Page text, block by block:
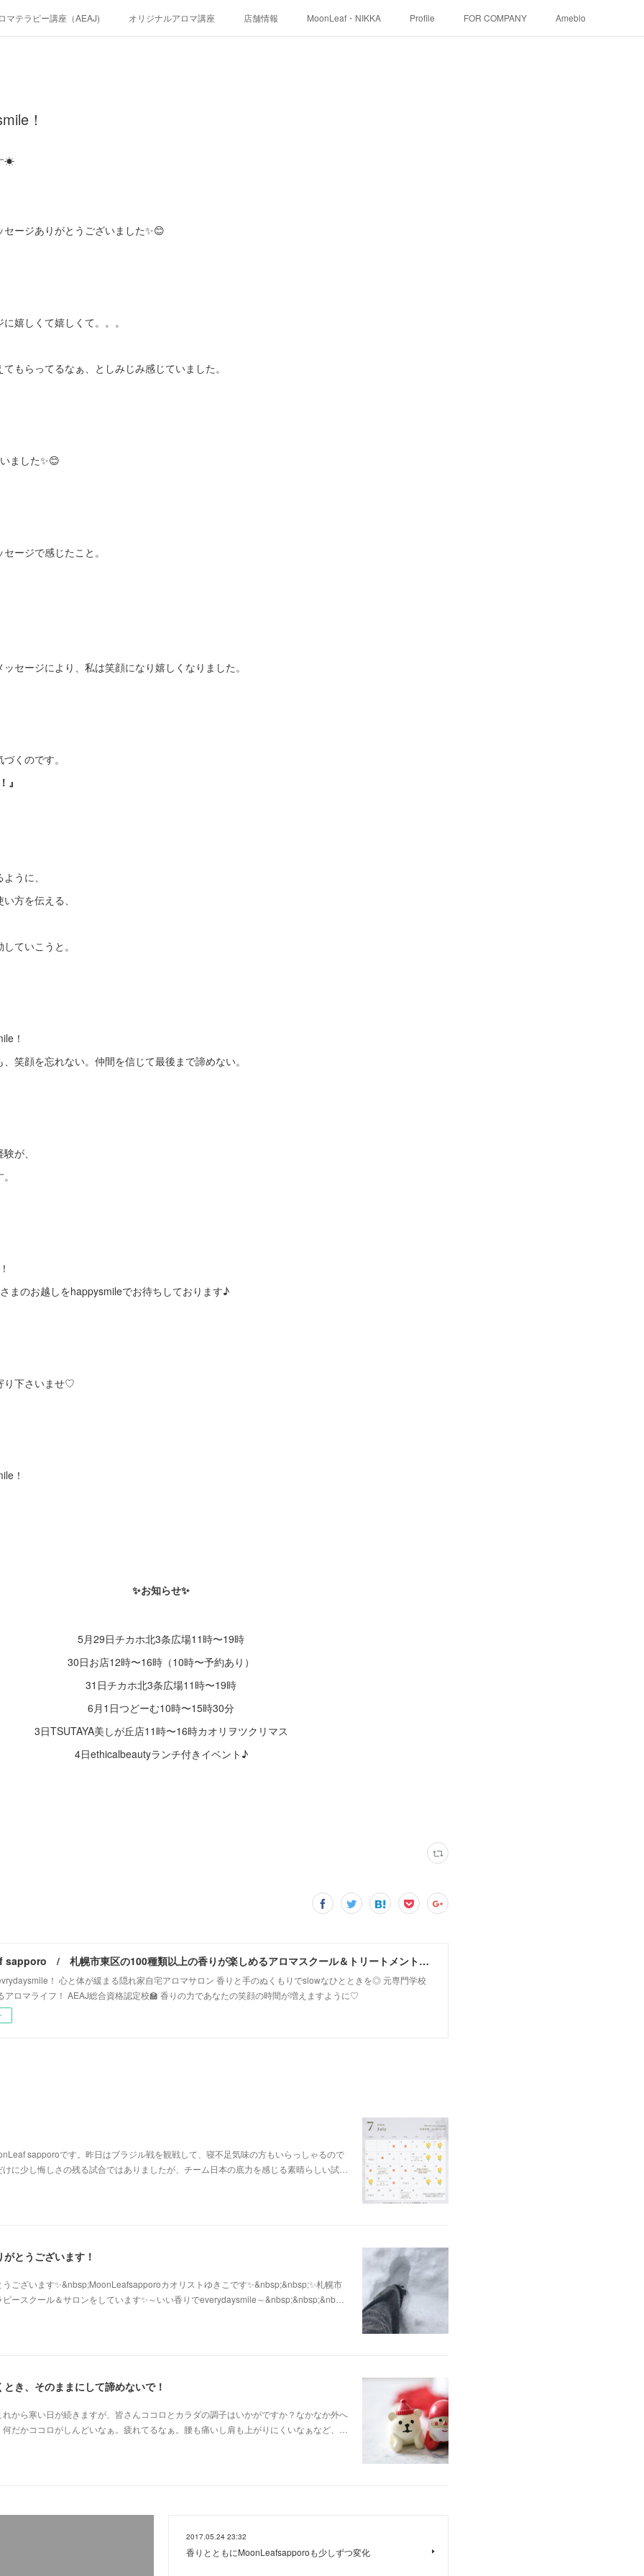
マテラピー講座（AEAJ) オリジナルアロマ講座 店舗情報 MoonLeaf・NIKKA Profile FOR COMPANY Ameblo
！
☀
ージありがとうございました✨😊
嬉しくて嬉しくて。。。
もらってるなぁ、としみじみ感じていました。
ました✨😊
ージで感じたこと。
セージにより、私は笑顔になり嬉しくなりました。
くのです。
』
うに、
方を伝える、
ていこうと。
！
笑顔を忘れない。仲間を信じて最後まで諦めない。
が、
まのお越しをhappysmileでお待ちしております♪
り下さいませ♡
！
✨お知らせ✨
5月29日チカホ北3条広場11時〜19時
30日お店12時〜16時（10時〜予約あり）
31日チカホ北3条広場11時〜19時
6月1日つどーむ10時〜15時30分
3日TSUTAYA美しが丘店11時〜16時カオリヲツクリマス
4日ethicalbeautyランチ付きイベント♪
MoonLeaf sapporo / 札幌市東区の100種類以上の香りが楽しめるアロマスクール＆トリートメントサロン
！ 心と体が緩まる隠れ家自宅アロマサロン 香りと手のぬくもりでslowなひとときを◎ 元専門学校
アロマライフ！ AEAJ総合資格認定校🏫 香りの力であなたの笑顔の時間が増えますように♡
sapporoです。昨日はブラジル戦を観戦して、寝不足気味の方もいらっしゃるので
に少し悔しさの残る試合ではありましたが、チーム日本の底力を感じる素晴らしい試…
とうございます！
ございます✨&nbsp;MoonLeafsapporoカオリストゆきこです✨&nbsp;&nbsp;✨札幌市
ースクール＆サロンをしています✨～いい香りでeverydaysmile～&nbsp;&nbsp;&nb…
き、そのままにして諦めないで！
から寒い日が続きますが、皆さんココロとカラダの調子はいかがですか？なかなか外へ
だかココロがしんどいなぁ。疲れてるなぁ。腰も痛いし肩も上がりにくいなぁなど、…
2017.05.24 23:32
香りとともにMoonLeafsapporoも少しずつ変化